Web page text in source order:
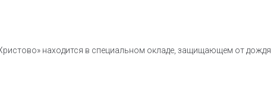
находится в специальном окладе, защищающем от дождя